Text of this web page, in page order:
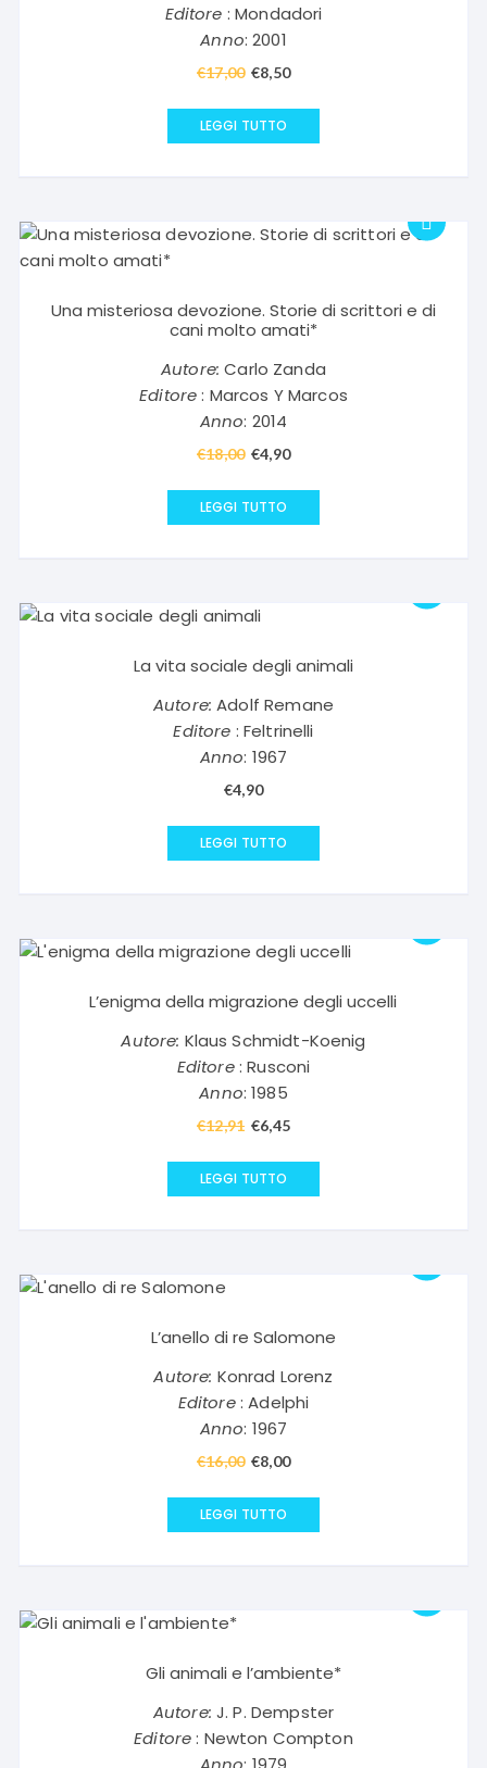
Editore : Mondadori
Anno: 2001
€17,00 Il
originale
€8,50Il
LEGGI TUTTO
Una misteriosa devozione. Storie di scrittori e di
cani molto amati*
Autore: Carlo Zanda
Editore: Marcos Y Marcos
Anno: 2014
€18,00 Il
originale
€4,90Il
LEGGI TUTTO
La vita sociale degli animali
Autore: Adolf Remane
Editore : Feltrinelli
Anno: 1967
€4,90
LEGGI TUTTO
L’enigma della migrazione degli uccelli
Autore: Klaus Schmidt-Koenig
Editore: Rusconi
Anno: 1985
€12,91 Il
originale
€6,45Il
LEGGI TUTTO
L’anello di re Salomone
Autore: Konrad Lorenz
Editore: Adelphi
Anno: 1967
€16,00 Il
originale
€8,00Il
LEGGI TUTTO
Gli animali e l’ambiente*
Autore: J. P. Dempster
Editore: Newton Compton